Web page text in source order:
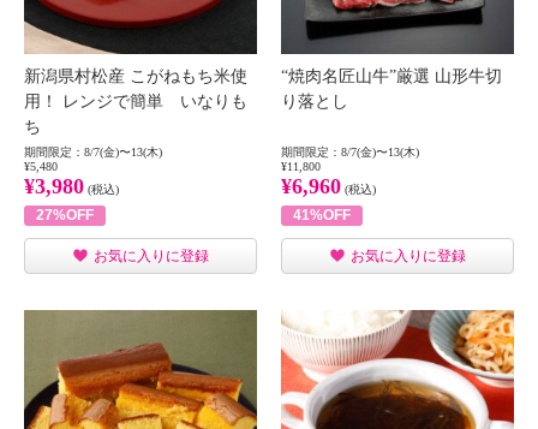
新潟県村松産 こがねもち米使
用！ レンジで簡単 いなりも
ち
期間限定：8/7(金)〜13(木)
¥5,480
¥3,980 (税込)
27%OFF
お気に入りに登録
“焼肉名匠山牛”厳選 山形牛切
り落とし
期間限定：8/7(金)〜13(木)
¥11,800
¥6,960 (税込)
41%OFF
お気に入りに登録